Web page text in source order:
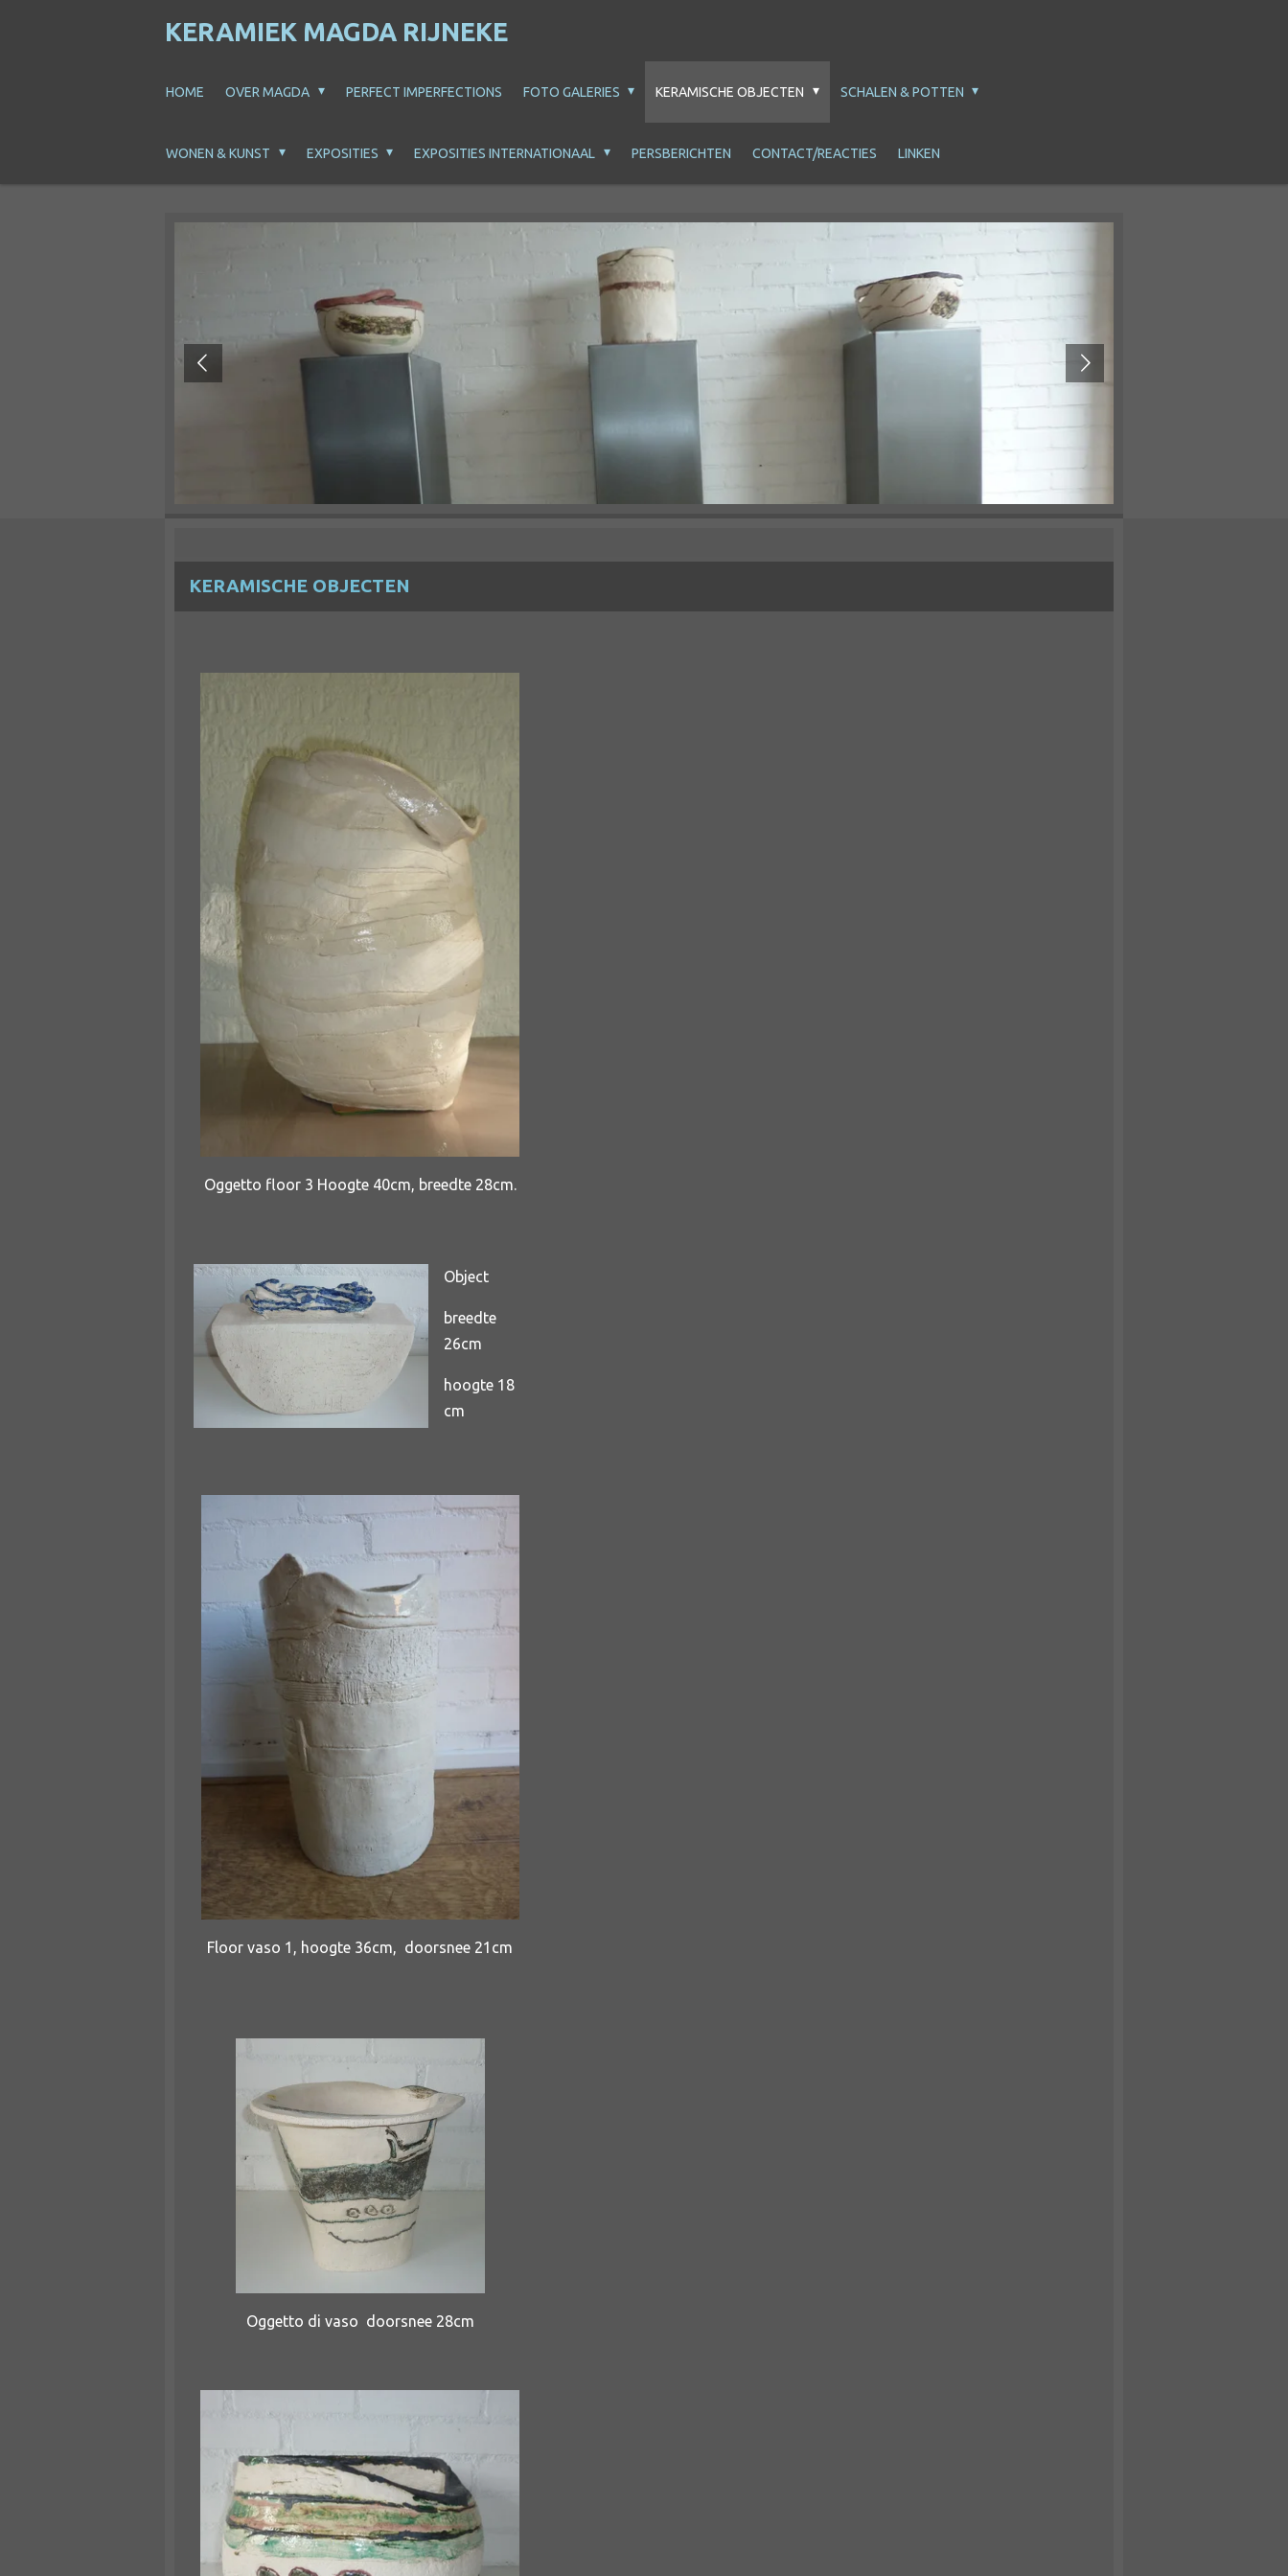
KERAMIEK MAGDA RIJNEKE
HOME OVER MAGDA PERFECT IMPERFECTIONS FOTO GALERIES KERAMISCHE OBJECTEN SCHALEN & POTTEN
WONEN & KUNST EXPOSITIES EXPOSITIES INTERNATIONAAL PERSBERICHTEN CONTACT/REACTIES LINKEN
KERAMISCHE OBJECTEN
Oggetto floor 3 Hoogte 40cm, breedte 28cm.
Object
breedte
26cm
hoogte 18
cm
Floor vaso 1, hoogte 36cm, doorsnee 21cm
Oggetto di vaso doorsnee 28cm